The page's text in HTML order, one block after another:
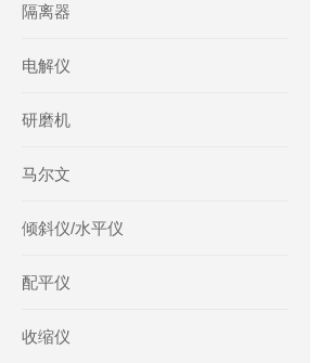
隔离器
电解仪
研磨机
马尔文
倾斜仪/水平仪
配平仪
收缩仪